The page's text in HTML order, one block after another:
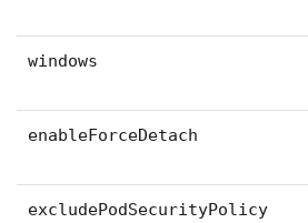
windows
enableForceDetach
excludePodSecurityPolicy